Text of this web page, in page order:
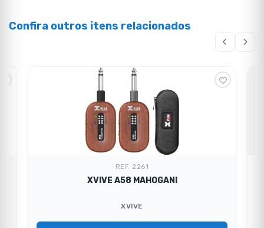
Confira outros itens relacionados
REF. 2261
XVIVE A58 MAHOGANI
XVIVE